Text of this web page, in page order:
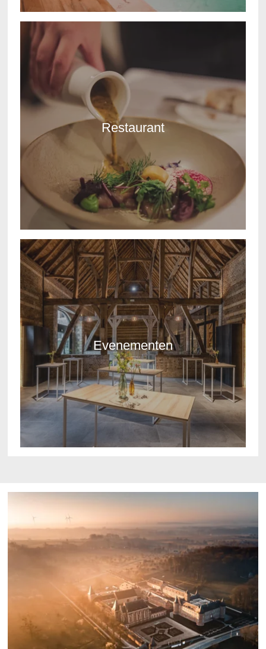
ONTDEKKEN
Restaurant
ONTDEKKEN
Evenementen
ONTDEKKEN